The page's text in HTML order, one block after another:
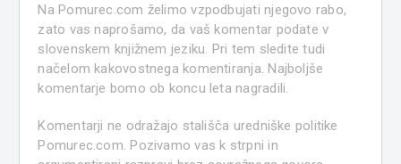
Na Pomurec.com želimo vzpodbujati njegovo rabo,
zato vas naprošamo, da vaš komentar podate v
slovenskem knjižnem jeziku. Pri tem sledite tudi
načelom kakovostnega komentiranja. Najboljše
komentarje bomo ob koncu leta nagradili.
Komentarji ne odražajo stališča uredniške politike
Pomurec.com. Pozivamo vas k strpni in